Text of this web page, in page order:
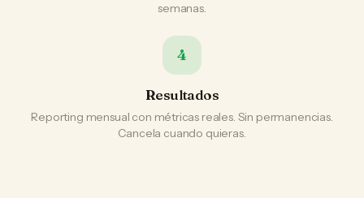
semanas.
4
Resultados
Reporting mensual con métricas reales. Sin permanencias.
Cancela cuando quieras.